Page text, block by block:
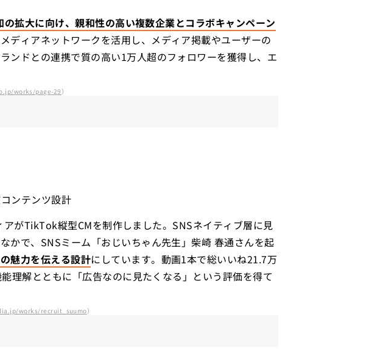
の拡大に向け、親和性の高い複数企業とコラボキャンペーン
ディアネットワークを活用し、メディア掲載やユーザーの
ンドとの連携で質の高い1万人超のフォロワーを獲得し、エ
works/page-29）
ンテンツ設計
がTikTok縦型CMを制作しました。SNSネイティブ層に見
かで、SNSミーム「おじいちゃん先生」柴崎 春通さんを起
魅力を伝える設計にしています。動画1本で総いいね21.7万
理解とともに「広告なのに見たくなる」という評価を得て
works/recruit_suumo）